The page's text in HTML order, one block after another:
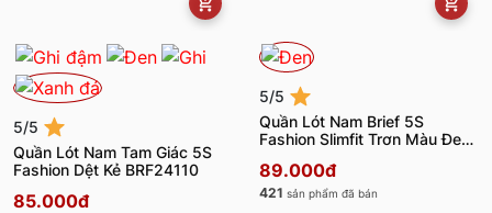
5/5
Quần Lót Nam Tam Giác 5S
Fashion Dệt Kẻ BRF24110
85.000đ
5/5
Quần Lót Nam Brief 5S
Fashion Slimfit Trơn Màu Đen
89.000đ
421 sản phẩm đã bán